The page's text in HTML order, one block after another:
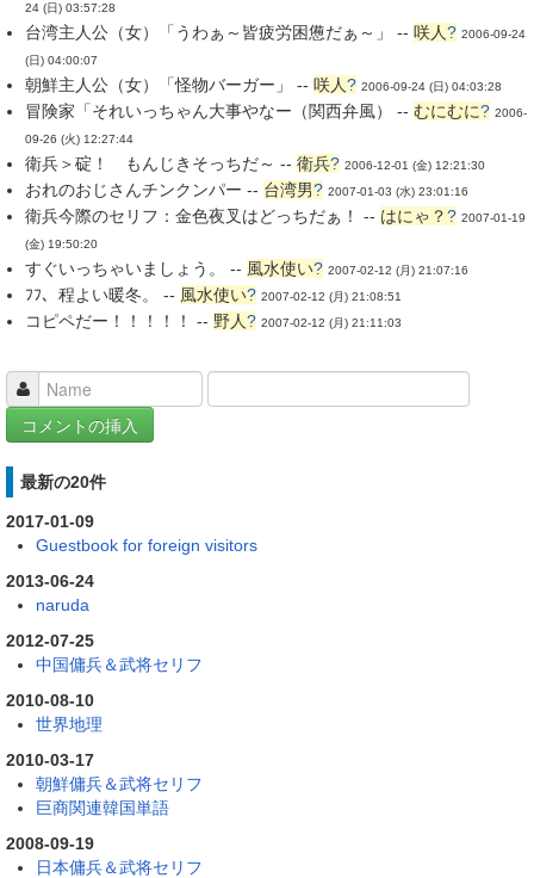
24 (日) 03:57:28
台湾主人公（女）「うわぁ～皆疲労困憊だぁ～」 -- 咲人? 2006-09-24
(日) 04:00:07
朝鮮主人公（女）「怪物バーガー」 -- 咲人? 2006-09-24 (日) 04:03:28
冒険家「それいっちゃん大事やなー（関西弁風） -- むにむに? 2006-
09-26 (火) 12:27:44
衛兵＞碇！ もんじきそっちだ～ -- 衛兵? 2006-12-01 (金) 12:21:30
おれのおじさんチンクンパー -- 台湾男? 2007-01-03 (水) 23:01:16
衛兵今際のセリフ：金色夜叉はどっちだぁ！ -- はにゃ？? 2007-01-19
(金) 19:50:20
すぐいっちゃいましょう。 -- 風水使い? 2007-02-12 (月) 21:07:16
ﾌﾌ、程よい暖冬。 -- 風水使い? 2007-02-12 (月) 21:08:51
コピペだー！！！！！ -- 野人? 2007-02-12 (月) 21:11:03
最新の20件
2017-01-09
Guestbook for foreign visitors
2013-06-24
naruda
2012-07-25
中国傭兵＆武将セリフ
2010-08-10
世界地理
2010-03-17
朝鮮傭兵＆武将セリフ
巨商関連韓国単語
2008-09-19
日本傭兵＆武将セリフ